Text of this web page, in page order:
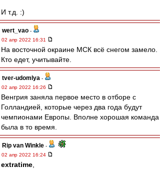
И т.д. :)
wert_vao -
02 апр 2022 16:31
На восточной окраине МСК всё снегом замело.
Кто едет, учитывайте.
tver-udomlya -
02 апр 2022 16:26
Венгрия заняла первое место в отборе с
Голландией, которые через два года будут
чемпионами Европы. Вполне хорошая команда
была в то время.
Rip van Winkle -
02 апр 2022 16:24
extratime